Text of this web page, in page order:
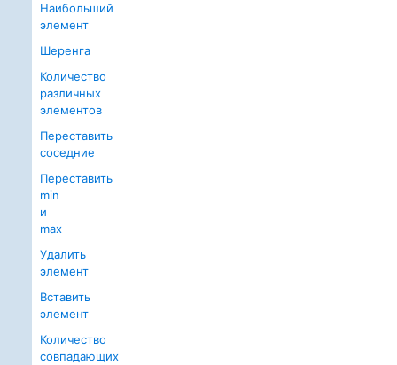
Наибольший
элемент
Шеренга
Количество
различных
элементов
Переставить
соседние
Переставить
min
и
max
Удалить
элемент
Вставить
элемент
Количество
совпадающих